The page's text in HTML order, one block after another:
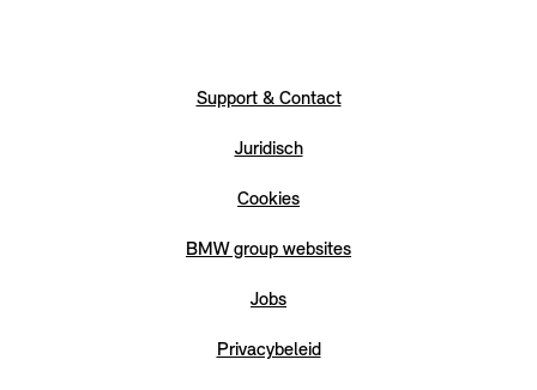
Support & Contact
Juridisch
Cookies
BMW group websites
Jobs
Privacybeleid